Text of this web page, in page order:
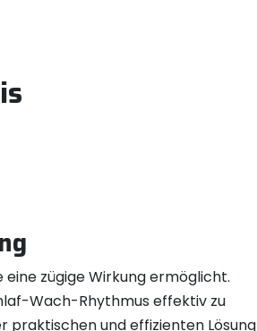
zügige Wirkung ermöglicht.
Wach-Rhythmus effektiv zu
praktischen und effizienten Lösung